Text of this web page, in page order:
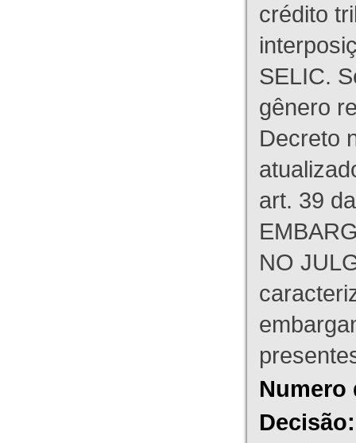
crédito
SELIC.
gênero
Decreto
art. 39
NO
Numero
Decisão: